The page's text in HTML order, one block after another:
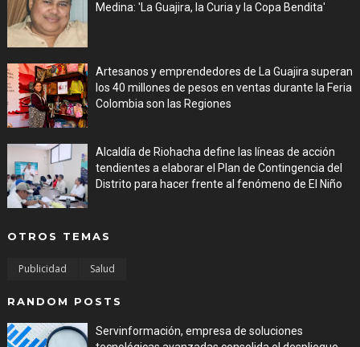
Medina: 'La Guajira, la Curia y la Copa Bendita'
Artesanos y emprendedores de La Guajira superan
los 40 millones de pesos en ventas durante la Feria
Colombia son las Regiones
Alcaldía de Riohacha define las líneas de acción
tendientes a elaborar el Plan de Contingencia del
Distrito para hacer frente al fenómeno de El Niño
OTROS TEMAS
Publicidad Salud
RANDOM POSTS
Servinformación, empresa de soluciones